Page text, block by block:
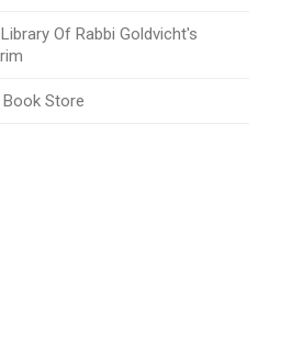
Of Rabbi Goldvicht's
Book Store